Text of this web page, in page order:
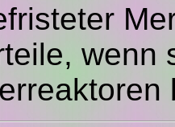
wenn